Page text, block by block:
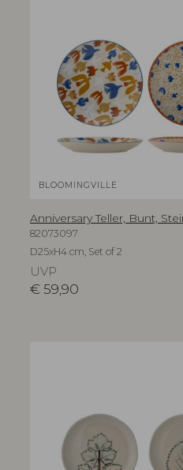
BLOOMINGVILLE
Anniversary Teller, Bunt,
82073097
D25xH4 cm, Set of 2
UVP
€59,90